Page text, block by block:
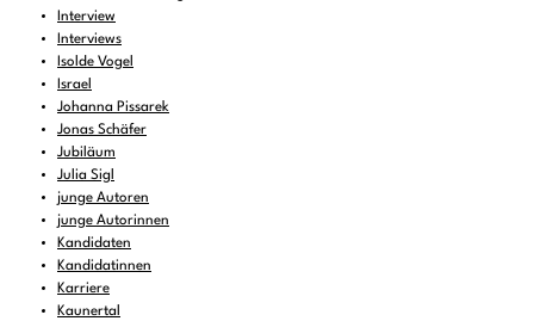
Interview
Interviews
Isolde Vogel
Israel
Johanna Pissarek
Jonas Schäfer
Jubiläum
Julia Sigl
junge Autoren
junge Autorinnen
Kandidaten
Kandidatinnen
Karriere
Kaunertal